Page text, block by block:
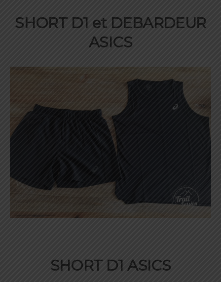
SHORT D1 et DEBARDEUR
ASICS
SHORT D1 ASICS